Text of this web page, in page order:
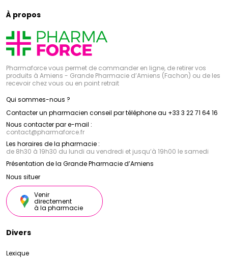
À propos
Pharmaforce vous permet de commander en ligne, de retirer vos
produits à Amiens - Grande Pharmacie d’Amiens (Fachon) ou de les
recevoir chez vous ou en point retrait
Qui sommes-nous ?
Contacter un pharmacien conseil par téléphone au +33 3 22 71 64 16
Nous contacter par e-mail :
contact@pharmaforce.fr
Les horaires de la pharmacie :
de 8h30 à 19h30 du lundi au vendredi et jusqu’à 19h00 le samedi
Présentation de la Grande Pharmacie d’Amiens
Nous situer
Venir
directement
à la pharmacie
Divers
Lexique